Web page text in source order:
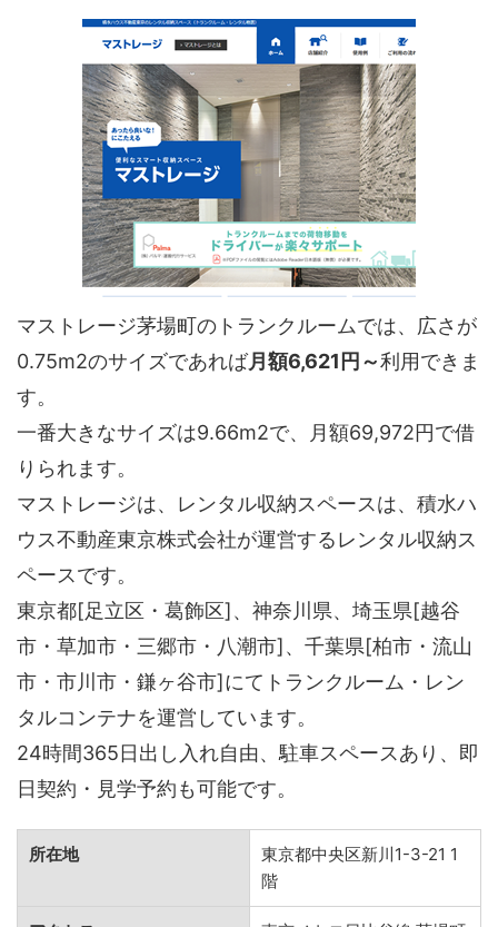
マストレージ茅場町のトランクルームでは、広さが
0.75m2のサイズであれば月額6,621円～利用できま
す。
一番大きなサイズは9.66m2で、月額69,972円で借
りられます。
マストレージは、レンタル収納スペースは、積水ハ
ウス不動産東京株式会社が運営するレンタル収納ス
ペースです。
東京都[足立区・葛飾区]、神奈川県、埼玉県[越谷
市・草加市・三郷市・八潮市]、千葉県[柏市・流山
市・市川市・鎌ヶ谷市]にてトランクルーム・レン
タルコンテナを運営しています。
24時間365日出し入れ自由、駐車スペースあり、即
日契約・見学予約も可能です。
所在地
東京都中央区新川1-3-21 1
階